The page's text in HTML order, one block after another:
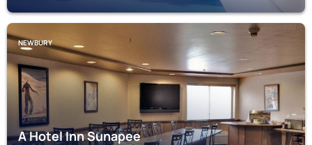
NEWBURY
A Hotel Inn Sunapee